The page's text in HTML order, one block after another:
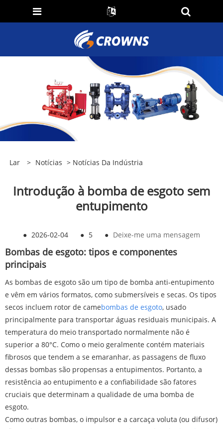
Lar > Notícias > Notícias Da Indústria
Introdução à bomba de esgoto sem
entupimento
● 2026-02-04 ● 5 ● Deixe-me uma mensagem
Bombas de esgoto: tipos e componentes
principais
As bombas de esgoto são um tipo de bomba anti-entupimento
e vêm em vários formatos, como submersíveis e secas. Os tipos
secos incluem rotor de camebombas de esgoto, usado
principalmente para transportar águas residuais municipais. A
temperatura do meio transportado normalmente não é
superior a 80°C. Como o meio geralmente contém materiais
fibrosos que tendem a se emaranhar, as passagens de fluxo
dessas bombas são propensas a entupimentos. Portanto, a
resistência ao entupimento e a confiabilidade são fatores
cruciais que determinam a qualidade de uma bomba de
esgoto.
Como outras bombas, o impulsor e a carcaça voluta (ou difusor)